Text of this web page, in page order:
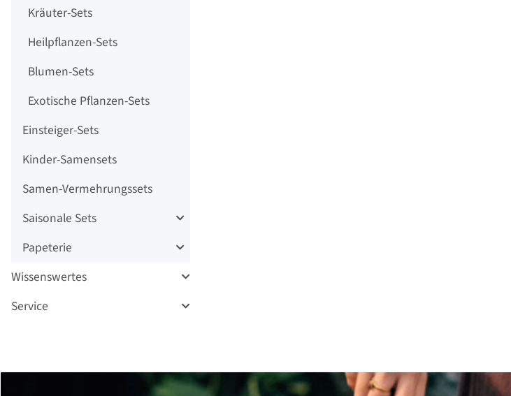
Kräuter-Sets
Heilpflanzen-Sets
Blumen-Sets
Exotische Pflanzen-Sets
Einsteiger-Sets
Kinder-Samensets
Samen-Vermehrungssets
Saisonale Sets
Papeterie
Wissenswertes
Service